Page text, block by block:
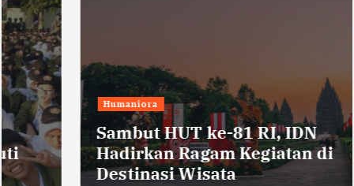
Humaniora
Sambut HUT ke-81 RI, IDN
Hadirkan Ragam Kegiatan di
Destinasi Wisata